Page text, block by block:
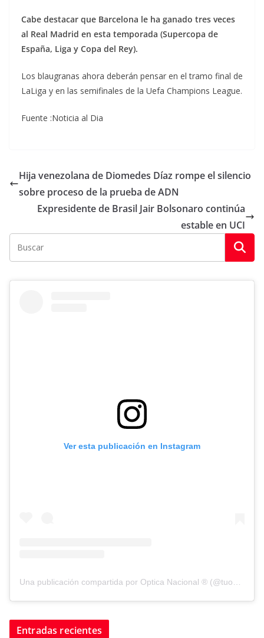
Cabe destacar que Barcelona le ha ganado tres veces
al Real Madrid en esta temporada (Supercopa de
España, Liga y Copa del Rey).
Los blaugranas ahora deberán pensar en el tramo final de
LaLiga y en las semifinales de la Uefa Champions League.
Fuente :Noticia al Dia
Hija venezolana de Diomedes Díaz rompe el silencio
sobre proceso de la prueba de ADN
Expresidente de Brasil Jair Bolsonaro continúa
estable en UCI
Ver esta publicación en Instagram
Una publicación compartida por Optica Nacional ® (@tuopticanacional)
Entradas recientes